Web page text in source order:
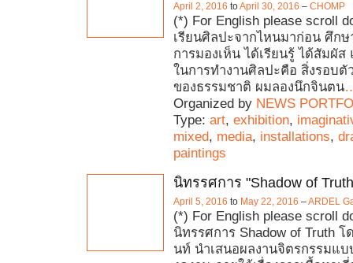
April 2, 2016 toApril 30, 2016 – CHOMP
(*) For English please scroll
เรียนศิลปะจากไหนมาก่อน ศึกษ
การมองเห็น ได้เรียนรู้ ได้สัมผัส
ในการทำงานศิลปะคือ สิ่งรอบตั
ของธรรมชาติ ผมลองนึกจินตน
Organized by NEWS
Type: art, exhibition,
mixed, media, installations,
paintings
นิทรรศการ "Shadow of
April 5, 2016 to May 22, 2016 –ARDEL
(*) For English please scroll
นิทรรศการ Shadow of Truth
นท์ นำเสนอผลงานจิตรกรรมแ